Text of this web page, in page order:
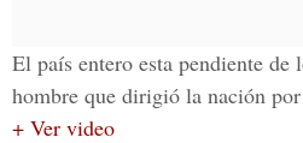
El país entero esta pendiente de
hombre que dirigió la nación por
+ Ver video